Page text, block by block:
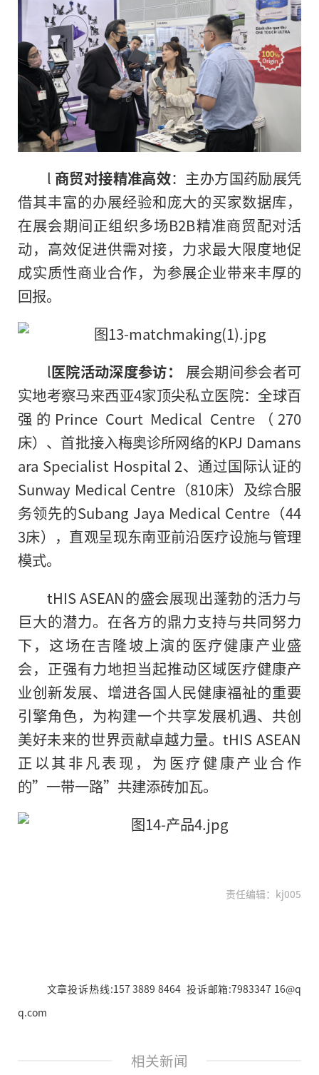
l 商贸对接精准高效：主办方国药励展凭
借其丰富的办展经验和庞大的买家数据库，
在展会期间正组织多场B2B精准商贸配对活
动，高效促进供需对接，力求最大限度地促
成实质性商业合作，为参展企业带来丰厚的
回报。
l医院活动深度参访：
展会期间参会者可
实地考察马来西亚4家顶尖私立医院：全球百
强的Prince Court Medical Centre（270
床）、首批接入梅奥诊所网络的KPJ Damans
ara Specialist Hospital 2、通过国际认证的
Sunway Medical Centre（810床）及综合服
务领先的Subang Jaya Medical Centre（44
3床），直观呈现东南亚前沿医疗设施与管理
模式。
tHIS ASEAN的盛会展现出蓬勃的活力与
巨大的潜力。在各方的鼎力支持与共同努力
下，这场在吉隆坡上演的医疗健康产业盛
会，正强有力地担当起推动区域医疗健康产
业创新发展、增进各国人民健康福祉的重要
引擎角色，为构建一个共享发展机遇、共创
美好未来的世界贡献卓越力量。tHIS ASEAN
正以其非凡表现，为医疗健康产业合作
的”一带一路”共建添砖加瓦。
责任编辑：kj005
文章投诉热线:157 3889 8464 投诉邮箱:7983347 16@q
q.com
相关新闻